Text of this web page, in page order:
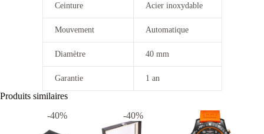
Ceinture Acier inoxydable
Mouvement Automatique
Diamètre 40 mm
Garantie 1 an
Produits similaires
-40%
-40%